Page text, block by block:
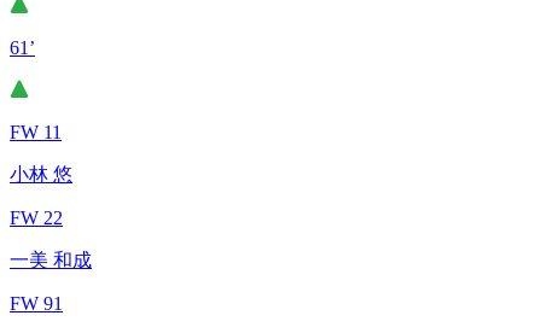
61’
FW 11
小林 悠
FW 22
一美 和成
FW 91